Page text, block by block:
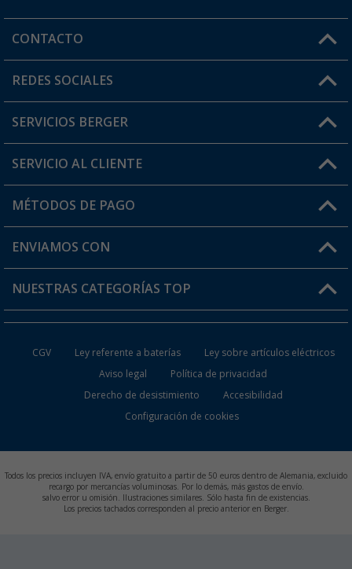
CONTACTO
Horario de atención al cliente:
¿Tienes alguna duda?
REDES SOCIALES
SERVICIOS BERGER
Conviértete en distribuidor
Mi cuenta
Tarjeta Berger Digital
SERVICIO AL CLIENTE
FAQ y Contacto
Información de envío
¿Dónde está mi pedido?
MÉTODOS DE PAGO
ENVIAMOS CON
NUESTRAS CATEGORÍAS TOP
Muebles de Camping
Baterías de Camping
CGV Ley referente a baterías
Ley sobre artículos eléctricos
Aviso legal
Política de privacidad
Derecho de desistimiento
Accesibilidad
Configuración de cookies
Todos los precios incluyen IVA, envío gratuito a partir de 50 euros dentro de Alemania, excluido
recargo por mercancías voluminosas. Por lo demás, más gastos de envío.
salvo error u omisión. Ilustraciones similares. Sólo hasta fin de existencias.
Los precios tachados corresponden al precio anterior en Berger.